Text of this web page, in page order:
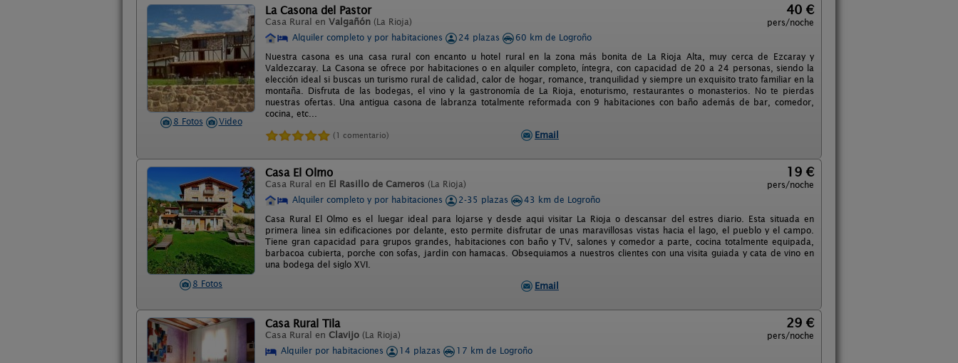
8 Fotos Video
La Casona del Pastor
Casa Rural en Valgañón (La Rioja)
40 €
pers/noche
Alquiler completo y por habitaciones
24 plazas
60 km de Logroño
Nuestra casona es una casa rural con encanto u hotel rural en la zona más bonita de La Rioja Alta, muy cerca de Ezcaray y
Valdezcaray. La Casona se ofrece por habitaciones o en alquiler completo, íntegra, con capacidad de 20 a 24 personas, siendo la
elección ideal si buscas un turismo rural de calidad, calor de hogar, romance, tranquilidad y siempre un exquisito trato familiar en la
montaña. Disfruta de las bodegas, el vino y la gastronomía de La Rioja, enoturismo, restaurantes o monasterios. No te pierdas
nuestras ofertas. Una antigua casona de labranza totalmente reformada con 9 habitaciones con baño además de bar, comedor,
cocina, etc...
(1 comentario) Email
8 Fotos
Casa El Olmo
Casa Rural en El Rasillo de Cameros (La Rioja)
19 €
pers/noche
Alquiler completo y por habitaciones
2-35 plazas
43 km de Logroño
Casa Rural El Olmo es el luegar ideal para lojarse y desde aqui visitar La Rioja o descansar del estres diario. Esta situada en
primera linea sin edificaciones por delante, esto permite disfrutar de unas maravillosas vistas hacia el lago, el pueblo y el campo.
Tiene gran capacidad para grupos grandes, habitaciones con baño y TV, salones y comedor a parte, cocina totalmente equipada,
barbacoa cubierta, porche con sofas, jardin con hamacas. Obsequiamos a nuestros clientes con una visita guiada y cata de vino en
una bodega del siglo XVI.
Email
Casa Rural Tila
Casa Rural en Clavijo (La Rioja)
29 €
pers/noche
Alquiler por habitaciones
14 plazas
17 km de Logroño